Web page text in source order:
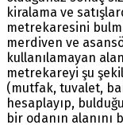
kiralama ve
metrekaresini
merdiven ve
kullanılamayan
metrekareyi şu
(mutfak, tuvalet,
hesaplayıp,
bir odanın alanını